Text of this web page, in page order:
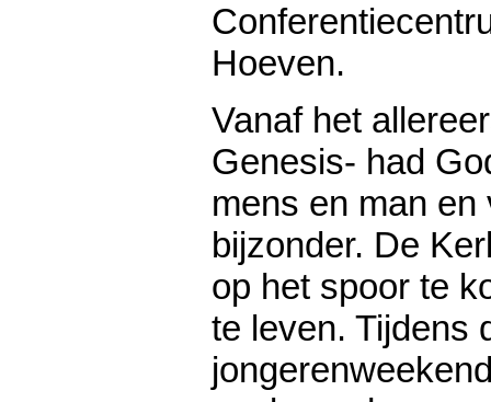
Hoeven.
Vanaf het
Genesis- had
mens en man en
bijzonder. De
op het spoor te
te leven. Tijdens